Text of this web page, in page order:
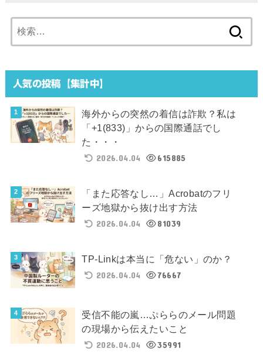
索:
人気の投稿【集計中】
海外からの突然の着信は詐欺？私は
「+1(833)」からの国際通話でし
た・・・
2026.04.04
615885
「また応答なし…」Acrobatのフリ
ーズ地獄から抜け出す方法
2026.04.04
81039
TP-Linkは本当に「危ない」のか？
2026.04.04
76667
受信不能の嵐…ぷららのメール問題
の現場から伝えたいこと
2026.04.04
35991